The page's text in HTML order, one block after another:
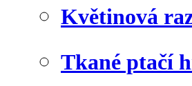
Květinová
Tkané ptačí